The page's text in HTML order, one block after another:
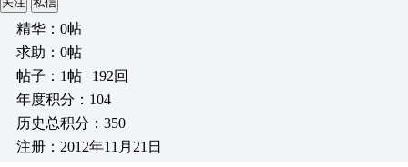
精华：0帖
求助：0帖
帖子：1帖 | 192回
年度积分：104
历史总积分：350
注册：2012年11月21日